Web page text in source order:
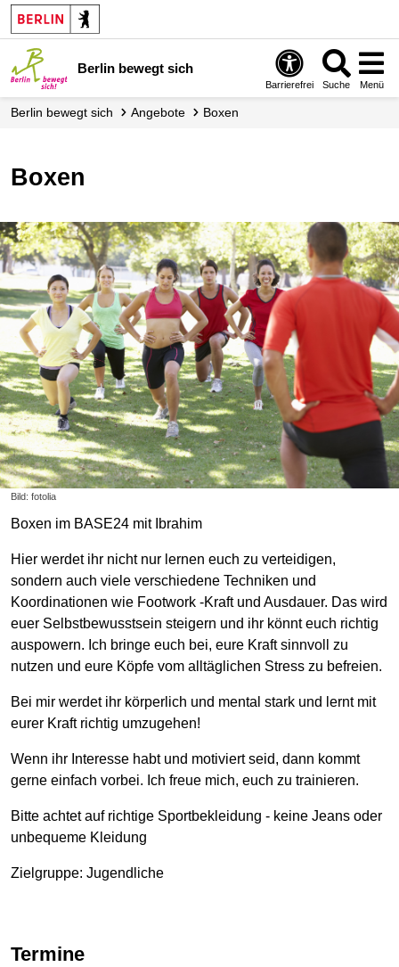
Berlin bewegt sich
Barrierefrei Suche Menü
Berlin bewegt sich Angebote Boxen
Boxen
Bild: fotolia
Boxen im BASE24 mit Ibrahim
Hier werdet ihr nicht nur lernen euch zu verteidigen,
sondern auch viele verschiedene Techniken und
Koordinationen wie Footwork -Kraft und Ausdauer. Das wird
euer Selbstbewusstsein steigern und ihr könnt euch richtig
auspowern. Ich bringe euch bei, eure Kraft sinnvoll zu
nutzen und eure Köpfe vom alltäglichen Stress zu befreien.
Bei mir werdet ihr körperlich und mental stark und lernt mit
eurer Kraft richtig umzugehen!
Wenn ihr Interesse habt und motiviert seid, dann kommt
gerne einfach vorbei. Ich freue mich, euch zu trainieren.
Bitte achtet auf richtige Sportbekleidung - keine Jeans oder
unbequeme Kleidung
Zielgruppe: Jugendliche
Termine